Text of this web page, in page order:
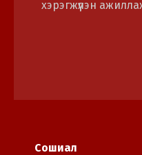
хэрэгжүүлэн
Сошиал